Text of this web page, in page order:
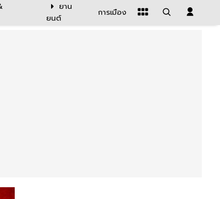
ยาน
ยนต์
การเมือง